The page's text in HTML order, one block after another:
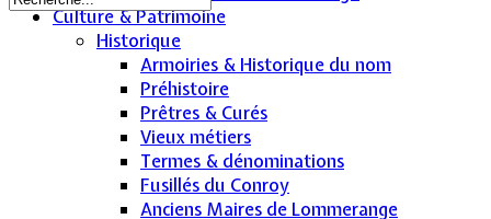
Culture & Patrimoine
Historique
Armoiries & Historique du nom
Préhistoire
Prêtres & Curés
Vieux métiers
Termes & dénominations
Fusillés du Conroy
Anciens Maires de Lommerange